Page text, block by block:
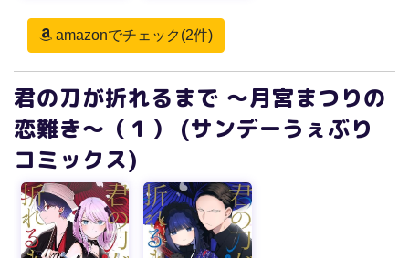
amazonでチェック(2件)
君の刀が折れるまで ～月宮まつりの
恋難き～（１） (サンデーうぇぶり
コミックス)